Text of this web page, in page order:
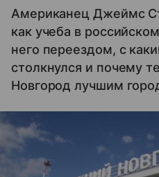
Американец Джеймс
как учеба в
него переездом, с
столкнулся и почему
Новгород лучшим